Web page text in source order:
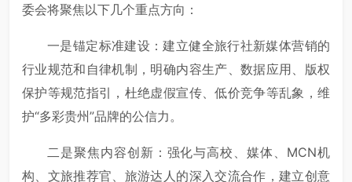
委会将聚焦以下几个重点方向：
一是锚定标准建设：建立健全旅行社新媒体营销的
行业规范和自律机制，明确内容生产、数据应用、版权
保护等规范指引，杜绝虚假宣传、低价竞争等乱象，维
护“多彩贵州”品牌的公信力。
二是聚焦内容创新：强化与高校、媒体、MCN机
构、文旅推荐官、旅游达人的深入交流合作，建立创意